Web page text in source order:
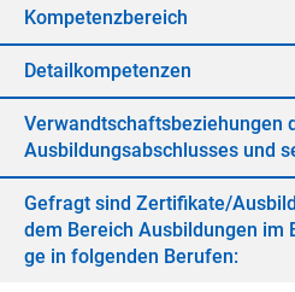
Kom­pe­tenz­be­reich
De­tail­kom­pe­ten­zen
Ver­wandt­schafts­be­zie­hun­gen
Aus­bil­dungs­ab­schlus­ses und
Ge­fragt sind Zer­ti­fi­ka­te/​
dem Be­reich Aus­bil­dun­gen
ge in fol­gen­den Be­ru­fen: